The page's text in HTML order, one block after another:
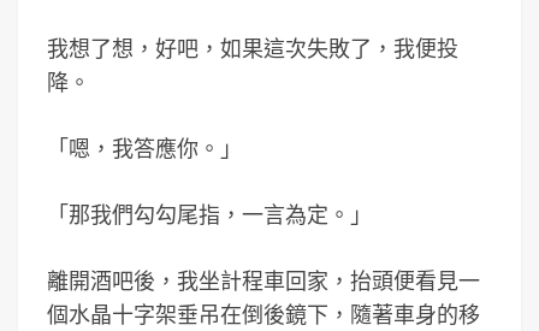
我想了想，好吧，如果這次失敗了，我便投
降。
「嗯，我答應你。」
「那我們勾勾尾指，一言為定。」
離開酒吧後，我坐計程車回家，抬頭便看見一
個水晶十字架垂吊在倒後鏡下，隨著車身的移